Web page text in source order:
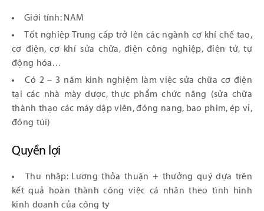
Giới tính: NAM
Tốt nghiệp Trung cấp trở lên các ngành cơ khí chế tạo,
cơ điện, cơ khí sửa chữa, điện công nghiệp, điện tử, tự
động hóa…
Có 2 – 3 năm kinh nghiệm làm việc sửa chữa cơ điện
tại các nhà mày dược, thực phẩm chức năng (sửa chữa
thành thạo các máy dập viên, đóng nang, bao phim, ép vỉ,
đóng túi)
Quyền lợi
Thu nhập: Lương thỏa thuận + thưởng quý dựa trên
kết quả hoàn thành công việc cá nhân theo tình hình
kinh doanh của công ty